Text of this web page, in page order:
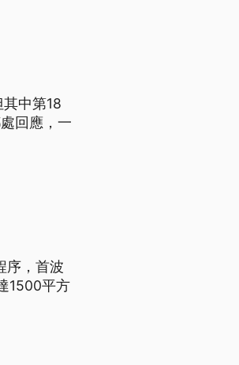
中第18
回應，一
序，首波
1500平方